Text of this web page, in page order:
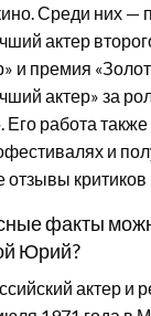
Среди них —
актер
и премия
актер» за
работа
и
критиков
факты
Юрий?
актер и